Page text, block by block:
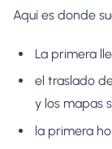
Aquí es donde
La primera
el traslado
y los mapas
la primera